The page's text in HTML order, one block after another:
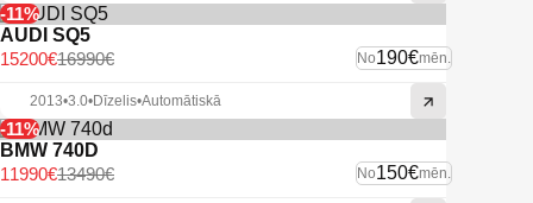
-11%
AUDI SQ5
No190€mēn.
16990€
15200€
2013•3.0•Dīzelis•Automātiskā
-11%
BMW 740D
No150€mēn.
13490€
11990€